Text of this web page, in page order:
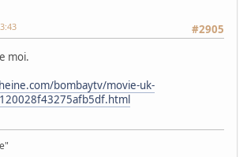
#2905
moi.
bombaytv/movie-uk-